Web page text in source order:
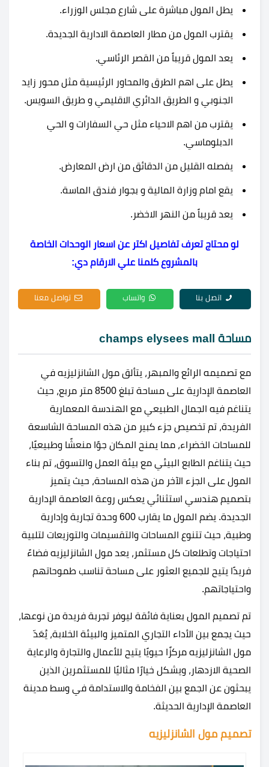
يطل المول مباشرة على شارع مجلس الوزراء.
يقترب المول من مطار العاصمة الادارية الجديدة.
يعد المول قريباً من القصر الرئاسي.
يطل على اهم الطرق والمحاور الرئيسية مثل محور زايد
الجنوبي و الطريق الدائري الاقليمي و طريق السويس.
يقترب من اهم الاحياء مثل حي السفارات و الحي
الدبلوماسي.
يفصله القليل من الدقائق من ارض المعارض.
يقع امام وزارة المالية و بجوار فندق الماسة.
يعد قريباً من النهر الاخضر.
لو محتاج تعرف تفاصيل اكتر عن اسعار الوحدات الخاصة
بالمشروع كلمنا علي الارقام دي:
اتصل بنا واتساب تواصل معنا
مساحة champs elysees mall
مع تصميمه الرائع والمبهر، يتألق مول الشانزليزيه في
العاصمة الإدارية على مساحة تبلغ 8500 متر مربع، حيث
يتناغم فيه الجمال الطبيعي مع الهندسة المعمارية
الفريدة، تم تخصيص جزء كبير من هذه المساحة الشاسعة
للمساحات الخضراء، مما يمنح المكان جوًا منعشًا وطبيعيًا،
حيث يتناغم الطابع البيئي مع بيئة العمل والتسوق، تم بناء
المول على الجزء الآخر من هذه المساحة، حيث يتميز
بتصميم هندسي استثنائي يعكس روعة العاصمة الإدارية
الجديدة. يضم المول ما يقارب 600 وحدة تجارية وإدارية
وطبية، حيث تتنوع المساحات والتقسيمات والتوزيعات لتلبية
احتياجات وتطلعات كل مستثمر، يعد مول الشانزليزيه فضاءً
فريدًا يتيح للجميع العثور على مساحة تناسب طموحاتهم
واحتياجاتهم.
تم تصميم المول بعناية فائقة ليوفر تجربة فريدة من نوعها،
حيث يجمع بين الأداء التجاري المتميز والبيئة الخلابة، يُعَدّ
مول الشانزليزيه مركزًا حيويًا يتيح للأعمال والتجارة والرعاية
الصحية الازدهار، ويشكل خيارًا مثاليًا للمستثمرين الذين
يبحثون عن الجمع بين الفخامة والاستدامة في وسط مدينة
العاصمة الإدارية الحديثة.
تصميم مول الشانزليزيه